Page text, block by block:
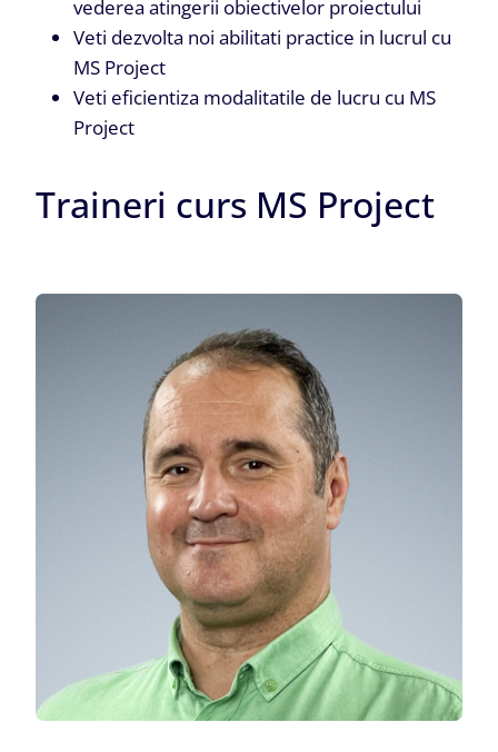
vederea atingerii obiectivelor proiectului
Veti dezvolta noi abilitati practice in lucrul cu
MS Project
Veti eficientiza modalitatile de lucru cu MS
Project
Traineri curs MS Project